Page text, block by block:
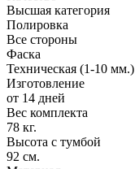
Высшая категория
Полировка
Все стороны
Фаска
Техническая (1-10 мм.)
Изготовление
от 14 дней
Вес комплекта
78 кг.
Высота с тумбой
92 см.